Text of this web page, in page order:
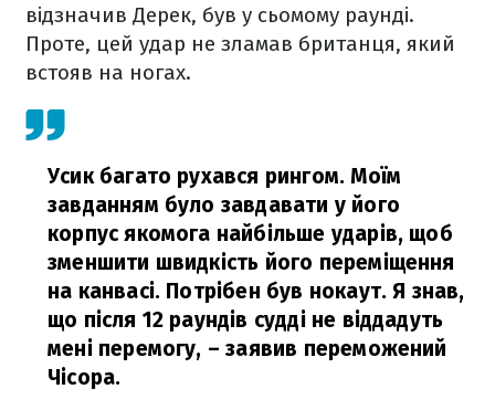
відзначив Дерек, був у сьомому раунді.
Проте, цей удар не зламав британця, який
встояв на ногах.
Усик багато рухався рингом. Моїм
завданням було завдавати у його
корпус якомога найбільше ударів, щоб
зменшити швидкість його переміщення
на канвасі. Потрібен був нокаут. Я знав,
що після 12 раундів судді не віддадуть
мені перемогу, – заявив переможений
Чісора.